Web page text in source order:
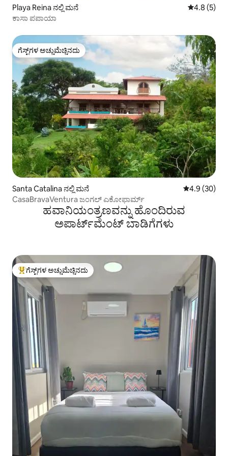
Playa Reina ನಲ್ಲಿ ಮನೆ 5 ರಲ್ಲಿ 4.8
4.8 (5)
ಕಾಸಾ ಪಪಾಯಾ
ಗೆಸ್ಟ್‌ಗಳ ಅಚ್ಚುಮೆಚ್ಚಿನದು
ಗೆಸ್ಟ್‌ಗಳ ಅಚ್ಚುಮೆಚ್ಚಿನದು
Santa Catalina ನಲ್ಲಿ ಮನೆ 5 ರಲ್ಲಿ 4.9
4.9 (30)
CasaBravaVentura ಜಂಗಲ್ ಎಕೋಫಾರ್ಮ್
ಹವಾನಿಯಂತ್ರಣವನ್ನು ಹೊಂದಿರುವ
ಅಪಾರ್ಟ್‌ಮೆಂಟ್‌ ಬಾಡಿಗೆಗಳು
ಗೆಸ್ಟ್‌ಗಳಿಗೆ ಅತಿ ಹೆಚ್ಚು ಅಚ್ಚುಮೆಚ್ಚಿನದು
ಗೆಸ್ಟ್‌ಗಳ ಅಚ್ಚುಮೆಚ್ಚಿನದು